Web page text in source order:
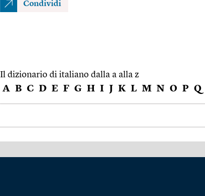
Condividi
Il dizionario di italiano dalla a alla z
A B C D E F G H I J K L M N O P Q